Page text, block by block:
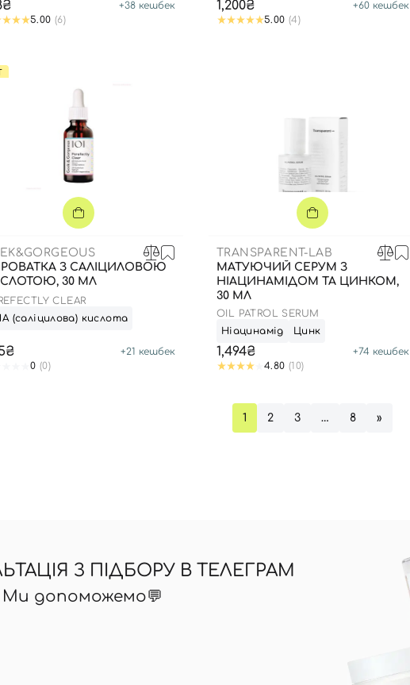
+38кешбек
5.00 (6)
1,200₴ +60кешбек
5.00 (4)
З САЛІЦИЛОВОЮ
30 МЛ
CLEAR
(саліцилова) кислота
+21 кешбек
0 (0)
TRANSPARENT-LAB
МАТУЮЧИЙ СЕРУМ З
НІАЦИНАМІДОМ ТА ЦИНКОМ,
30 МЛ
OIL PATROL SERUM
Ніацинамід
Цинк
1,494₴ +74 кешбек
4.80 (10)
1 2 3 … 8 »
З ПІДБОРУ В ТЕЛЕГРАМ
Ми допоможемо💬
Ви ще не додали товари у кошик